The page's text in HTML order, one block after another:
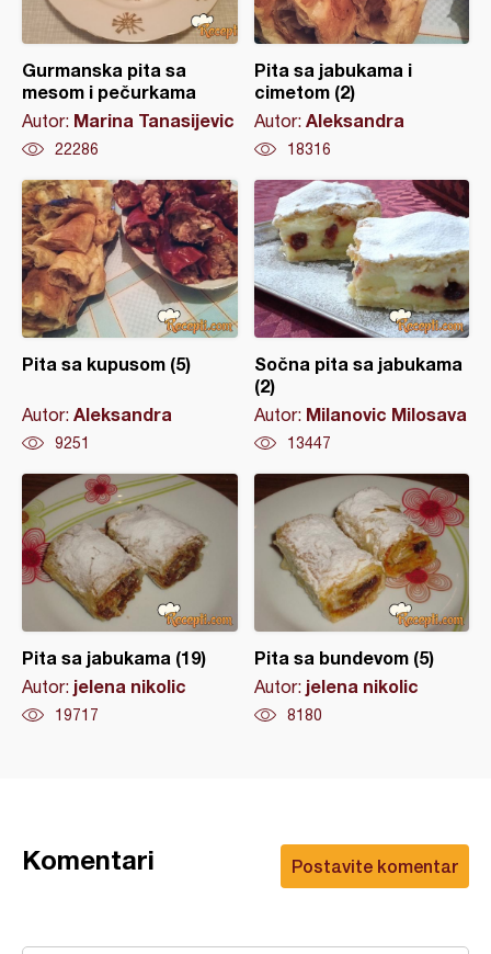
Gurmanska pita sa
mesom i pečurkama
Autor: Marina Tanasijevic
22286
Pita sa jabukama i
cimetom (2)
Autor: Aleksandra
18316
Pita sa kupusom (5)
Autor: Aleksandra
9251
Sočna pita sa jabukama
(2)
Autor: Milanovic Milosava
13447
Pita sa jabukama (19)
Autor: jelena nikolic
19717
Pita sa bundevom (5)
Autor: jelena nikolic
8180
Postavite komentar
Komentari